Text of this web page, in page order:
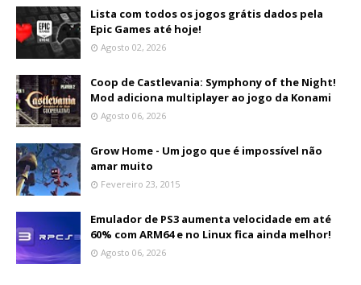
Lista com todos os jogos grátis dados pela
Epic Games até hoje!
Agosto 02, 2026
Coop de Castlevania: Symphony of the Night!
Mod adiciona multiplayer ao jogo da Konami
Agosto 06, 2026
Grow Home - Um jogo que é impossível não
amar muito
Fevereiro 23, 2015
Emulador de PS3 aumenta velocidade em até
60% com ARM64 e no Linux fica ainda melhor!
Agosto 06, 2026